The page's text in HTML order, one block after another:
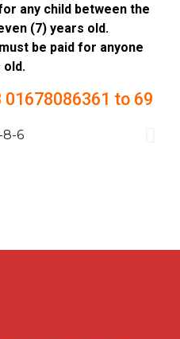
any child between the
(7) years old.
be paid for anyone
old.
01678086361 to 69